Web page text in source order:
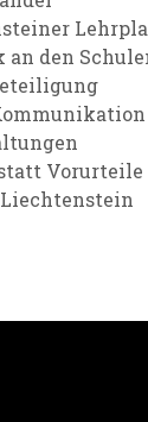
an den
Vorurteile